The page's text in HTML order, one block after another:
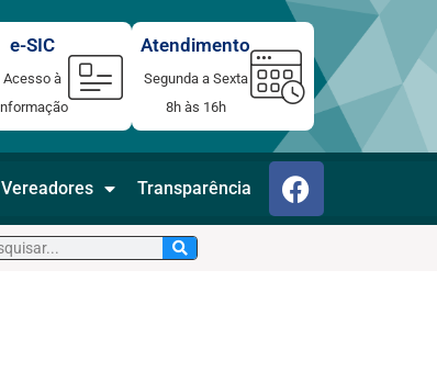
Atendimento
Segunda a Sexta
8h às 16h
e-SIC
Acesso à
Vereadores Transparência F
a
c